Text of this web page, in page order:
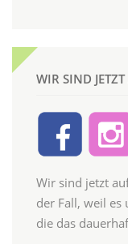
WIR SIND
Wir sind jetzt
der Fall, weil es
die das